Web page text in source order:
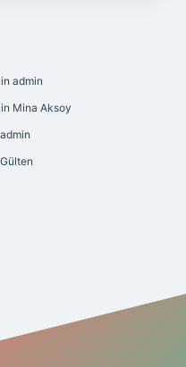
admin
Mina Aksoy
admin
Gülten